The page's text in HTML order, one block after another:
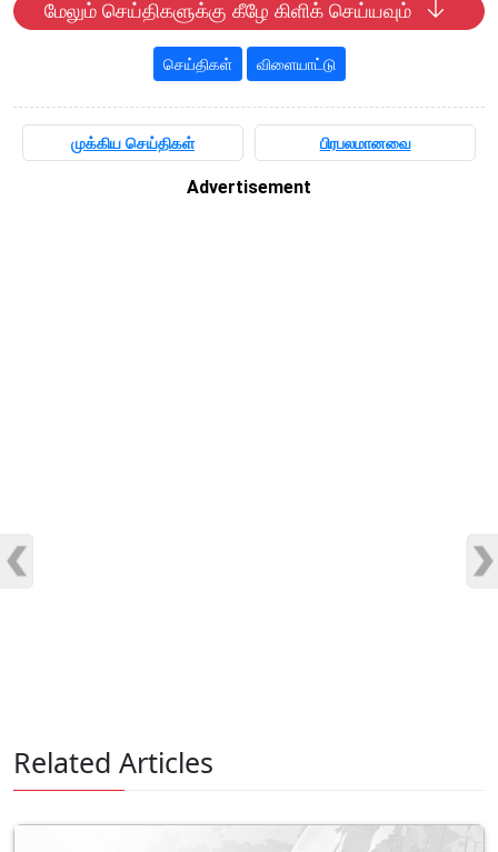
மேலும் செய்திகளுக்கு கீழே கிளிக் செய்யவும்
செய்திகள் விளையாட்டு
முக்கிய செய்திகள் பிரபலமானவை
Advertisement
Related Articles